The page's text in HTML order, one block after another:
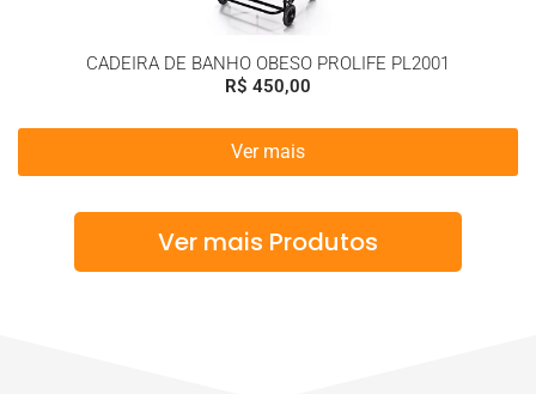
CADEIRA DE BANHO OBESO PROLIFE PL2001
R$ 450,00
Ver mais
Ver mais Produtos